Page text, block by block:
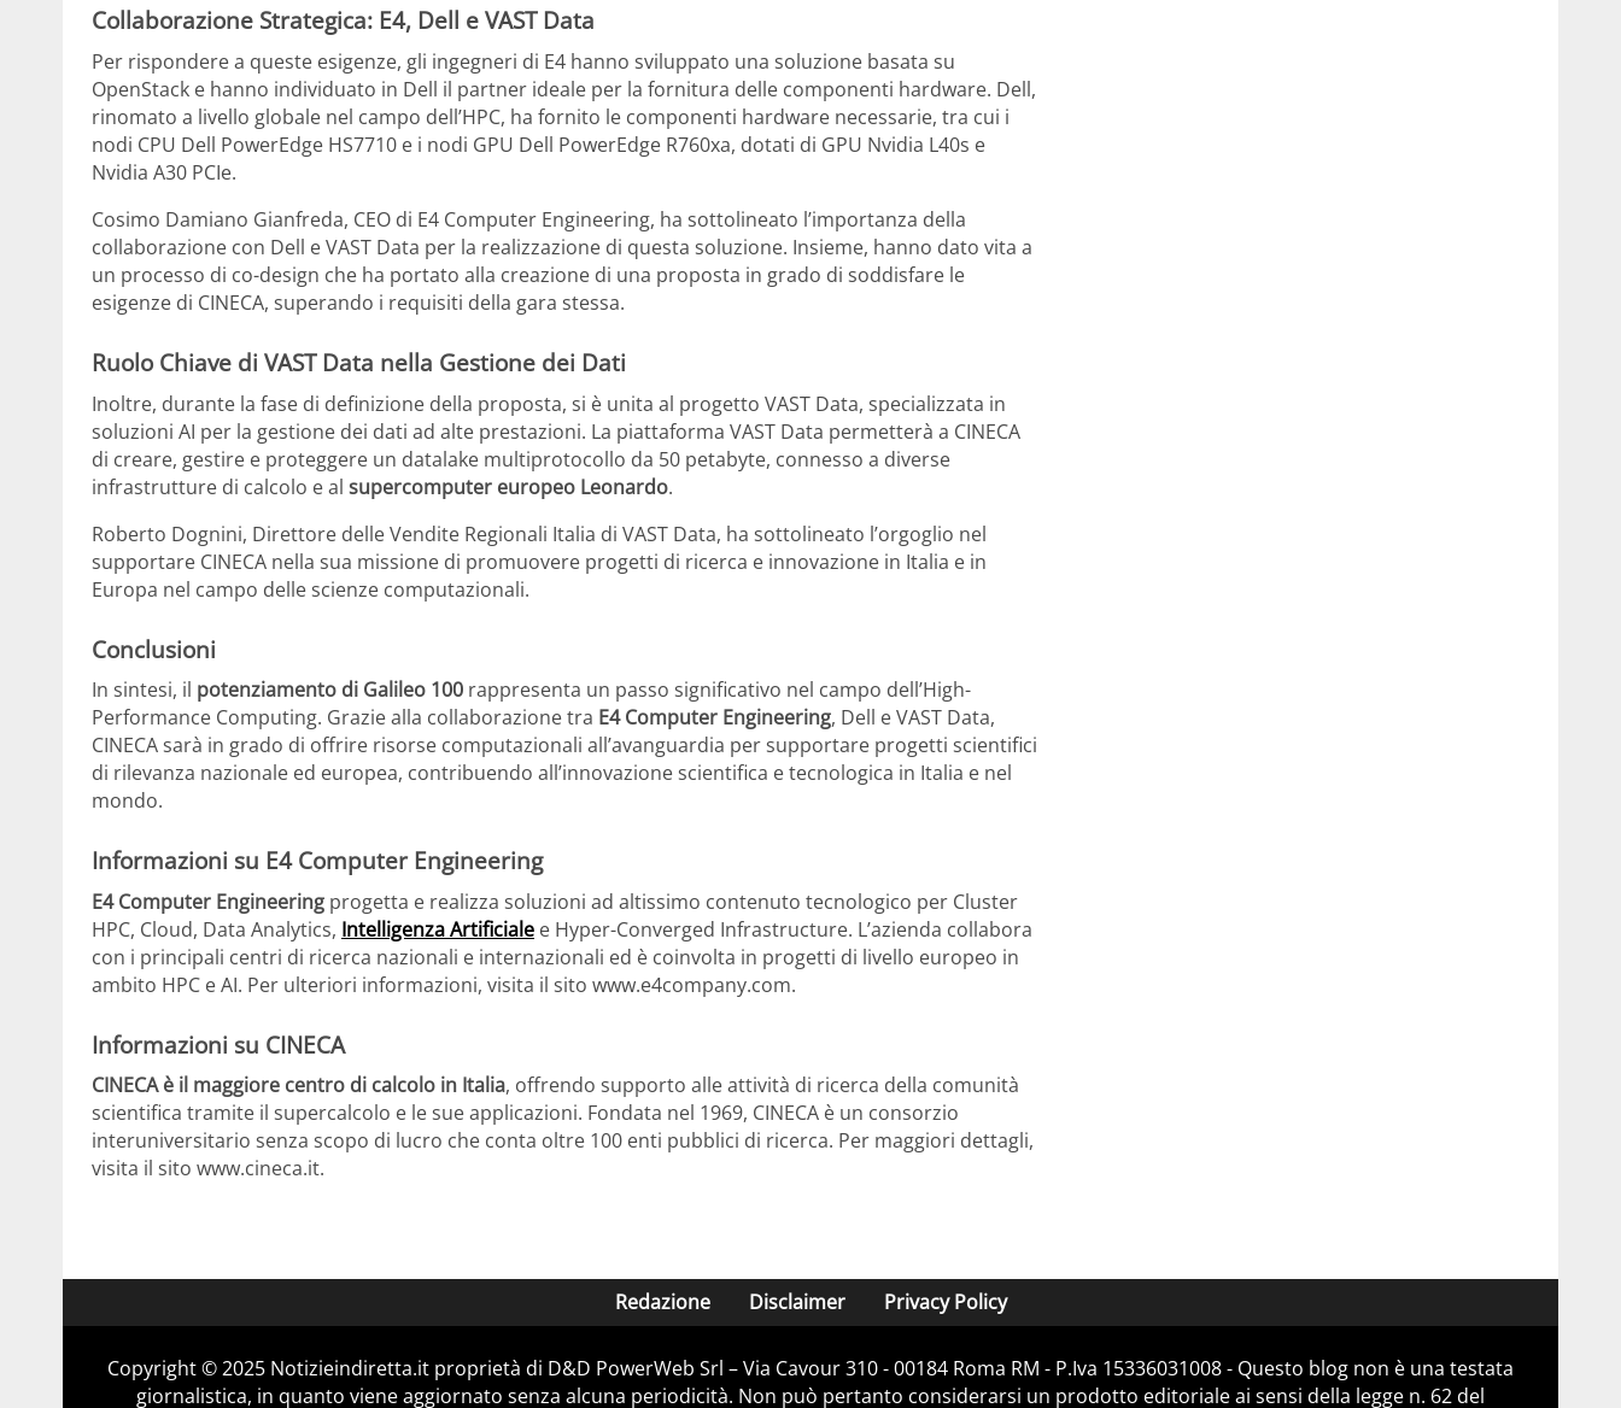
Collaborazione Strategica: E4, Dell e VAST Data
Per rispondere a queste esigenze, gli ingegneri di E4 hanno sviluppato una soluzione basata su
OpenStack e hanno individuato in Dell il partner ideale per la fornitura delle componenti hardware. Dell,
rinomato a livello globale nel campo dell’HPC, ha fornito le componenti hardware necessarie, tra cui i
nodi CPU Dell PowerEdge HS7710 e i nodi GPU Dell PowerEdge R760xa, dotati di GPU Nvidia L40s e
Nvidia A30 PCIe.
Cosimo Damiano Gianfreda, CEO di E4 Computer Engineering, ha sottolineato l’importanza della
collaborazione con Dell e VAST Data per la realizzazione di questa soluzione. Insieme, hanno dato vita a
un processo di co-design che ha portato alla creazione di una proposta in grado di soddisfare le
esigenze di CINECA, superando i requisiti della gara stessa.
Ruolo Chiave di VAST Data nella Gestione dei Dati
Inoltre, durante la fase di definizione della proposta, si è unita al progetto VAST Data, specializzata in
soluzioni AI per la gestione dei dati ad alte prestazioni. La piattaforma VAST Data permetterà a CINECA
di creare, gestire e proteggere un datalake multiprotocollo da 50 petabyte, connesso a diverse
infrastrutture di calcolo e al supercomputer europeo Leonardo.
Roberto Dognini, Direttore delle Vendite Regionali Italia di VAST Data, ha sottolineato l’orgoglio nel
supportare CINECA nella sua missione di promuovere progetti di ricerca e innovazione in Italia e in
Europa nel campo delle scienze computazionali.
Conclusioni
In sintesi, il potenziamento di Galileo 100 rappresenta un passo significativo nel campo dell’High-
Performance Computing. Grazie alla collaborazione tra E4 Computer Engineering, Dell e VAST Data,
CINECA sarà in grado di offrire risorse computazionali all’avanguardia per supportare progetti scientifici
di rilevanza nazionale ed europea, contribuendo all’innovazione scientifica e tecnologica in Italia e nel
mondo.
Informazioni su E4 Computer Engineering
E4 Computer Engineering progetta e realizza soluzioni ad altissimo contenuto tecnologico per Cluster
HPC, Cloud, Data Analytics, Intelligenza Artificiale e Hyper-Converged Infrastructure. L’azienda collabora
con i principali centri di ricerca nazionali e internazionali ed è coinvolta in progetti di livello europeo in
ambito HPC e AI. Per ulteriori informazioni, visita il sito www.e4company.com.
Informazioni su CINECA
CINECA è il maggiore centro di calcolo in Italia, offrendo supporto alle attività di ricerca della comunità
scientifica tramite il supercalcolo e le sue applicazioni. Fondata nel 1969, CINECA è un consorzio
interuniversitario senza scopo di lucro che conta oltre 100 enti pubblici di ricerca. Per maggiori dettagli,
visita il sito www.cineca.it.
Redazione Disclaimer Privacy Policy
Copyright © 2025 Notizieindiretta.it proprietà di D&D PowerWeb Srl – Via Cavour 310 - 00184 Roma RM - P.Iva 15336031008 - Questo blog non è una testata
giornalistica, in quanto viene aggiornato senza alcuna periodicità. Non può pertanto considerarsi un prodotto editoriale ai sensi della legge n. 62 del